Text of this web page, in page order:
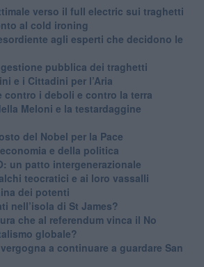
verso il full electric sui traghetti
al cold ironing
agli esperti che decidono le
pubblica dei traghetti​
e i Cittadini per l’Aria
contro i deboli e contro la terra
Meloni e la testardaggine
del Nobel per la Pace
e della politica
un patto intergenerazionale
teocratici e ai loro vassalli
dei potenti
nell’isola di St James?
che al referendum vinca il No
globale?
a continuare a guardare San